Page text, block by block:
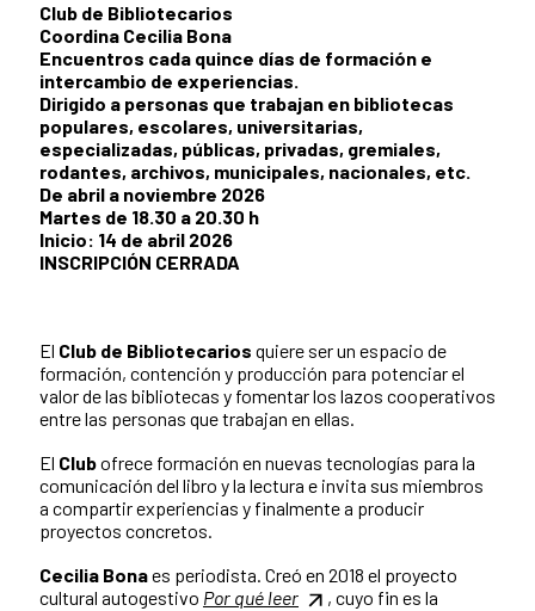
Club de Bibliotecarios
Coordina Cecilia Bona
Encuentros cada quince días de formación e
intercambio de experiencias.
Dirigido a personas que trabajan en bibliotecas
populares, escolares, universitarias,
especializadas, públicas, privadas, gremiales,
rodantes, archivos, municipales, nacionales, etc.
De abril a noviembre 2026
Martes de 18.30 a 20.30 h
Inicio: 14 de abril 2026
INSCRIPCIÓN CERRADA
El Club de Bibliotecarios quiere ser un espacio de
formación, contención y producción para potenciar el
valor de las bibliotecas y fomentar los lazos cooperativos
entre las personas que trabajan en ellas.
El Clubofrece formación en nuevas tecnologías para la
comunicación del libro y la lectura e invita sus miembros
a compartir experiencias y finalmente a producir
proyectos concretos.
Cecilia Bonaes periodista. Creó en 2018 el proyecto
cultural autogestivo Por qué leer
, cuyo fin es la